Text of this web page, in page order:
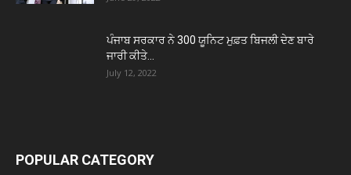
ਪੰਜਾਬ ਸਰਕਾਰ ਨੇ 300 ਯੂਨਿਟ ਮੁਫ਼ਤ ਬਿਜਲੀ ਦੇਣ ਬਾਰੇ
ਜਾਰੀ ਕੀਤੇ...
July 12, 2022
POPULAR CATEGORY